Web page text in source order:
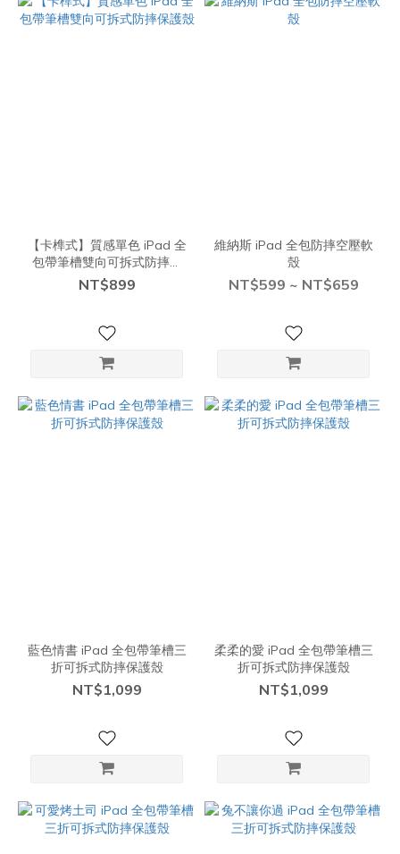
【卡榫式】質感單色 iPad 全
包帶筆槽雙向可拆式防摔保
護殼
NT$899
維納斯 iPad 全包防摔空壓軟
殼
NT$599 ~ NT$659
藍色情書 iPad 全包帶筆槽三
折可拆式防摔保護殼
NT$1,099
柔柔的愛 iPad 全包帶筆槽三
折可拆式防摔保護殼
NT$1,099